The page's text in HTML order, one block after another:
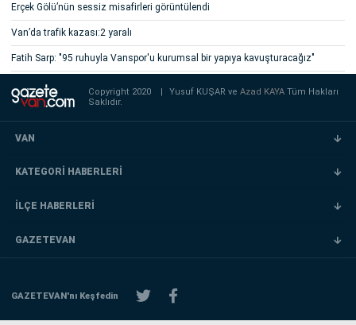
Erçek Gölü’nün sessiz misafirleri görüntülendi
Van’da trafik kazası:2 yaralı
Fatih Sarp: "95 ruhuyla Vanspor'u kurumsal bir yapıya kavuşturacağız"
Copyright 2020 Yusuf KUŞAR veAzad KAYATüm Hakları
Saklıdır.
VAN
KATEGORİ HABERLERİ
İLÇE HABERLERİ
GAZETEVAN
GAZETEVAN'nı Keşfedin